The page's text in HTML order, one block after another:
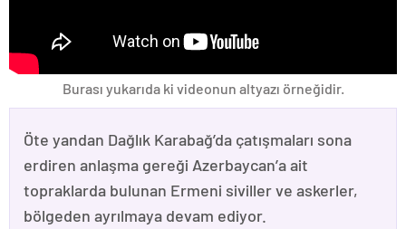
Burası yukarıda ki videonun altyazı örneğidir.
Öte yandan Dağlık Karabağ’da çatışmaları sona
erdiren anlaşma gereği Azerbaycan’a ait
topraklarda bulunan Ermeni siviller ve askerler,
bölgeden ayrılmaya devam ediyor.